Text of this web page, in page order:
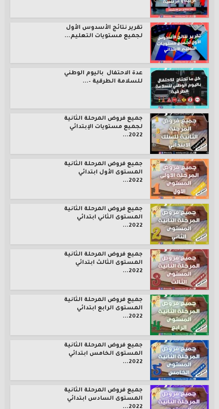
تقرير نتائج الأسدوس الأول
لجميع مستويات التعليم...
عدة الاحتفال باليوم الوطني
للسلامة الطرقية –...
جميع فروض المرحلة الثانية
لجميع مستويات الإبتدائي
2022...
جميع فروض المرحلة الثانية
المستوى الأول ابتدائي
2022...
جميع فروض المرحلة الثانية
المستوى الثاني ابتدائي
2022...
جميع فروض المرحلة الثانية
المستوى الثالث ابتدائي
2022...
جميع فروض المرحلة الثانية
المستوى الرابع ابتدائي
2022...
جميع فروض المرحلة الثانية
المستوى الخامس ابتدائي
2022...
جميع فروض المرحلة الثانية
المستوى السادس ابتدائي
2022...